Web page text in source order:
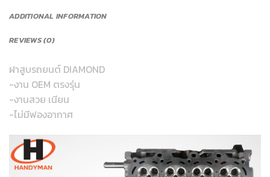
ADDITIONAL INFORMATION
REVIEWS (0)
ฝาสูบรถยนต์ DIAMOND
-งาน OEM ตรงรุ่น
-งานสวย เนียน
-ไม่มีฟองอากาศ